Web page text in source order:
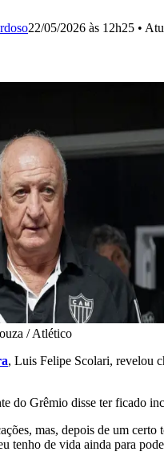
22/05/2026 às 12h25 •
/ Atlético
, Luis Felipe Scolari, revelou
do Grêmio disse ter ficado
mas, depois de um
tenho de vida ainda para